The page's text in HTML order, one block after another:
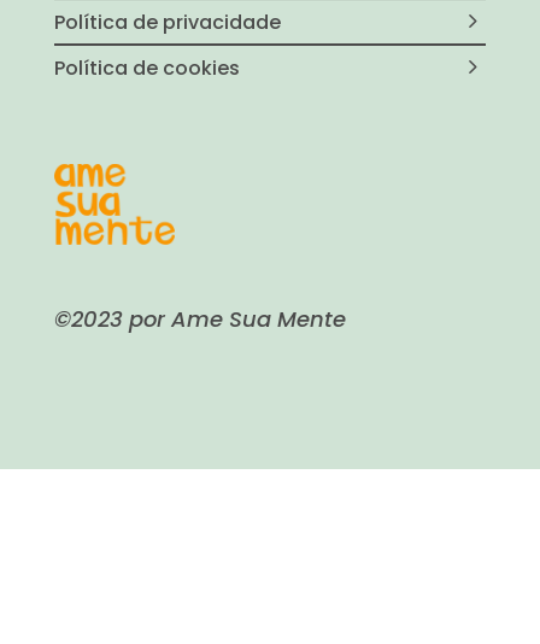
Política de privacidade
Política de cookies
©2023 por Ame Sua Mente